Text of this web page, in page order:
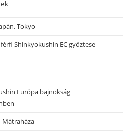
Tokyo
Shinkyokushin EC győztese
Európa bajnokság
Mátraháza